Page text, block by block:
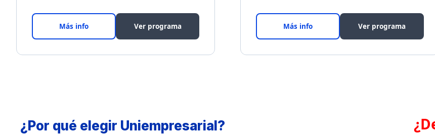
Más info Ver programa Más info Ver programa
¿Por qué elegir Uniempresarial?